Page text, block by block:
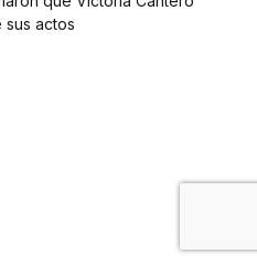
sus actos